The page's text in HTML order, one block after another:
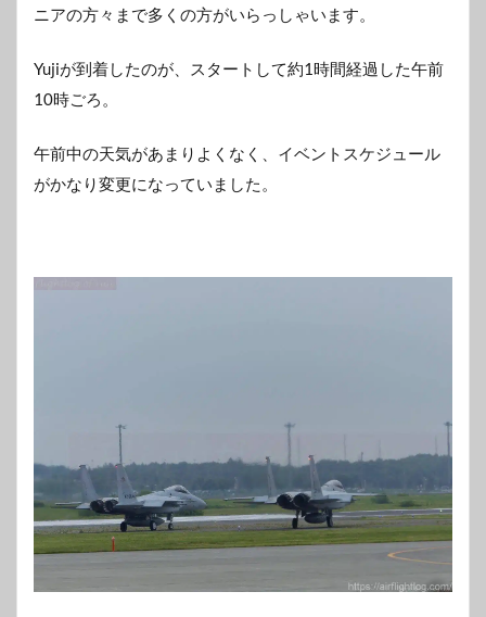
ニアの方々まで多くの方がいらっしゃいます。
Yujiが到着したのが、スタートして約1時間経過した午前
10時ごろ。
午前中の天気があまりよくなく、イベントスケジュール
がかなり変更になっていました。